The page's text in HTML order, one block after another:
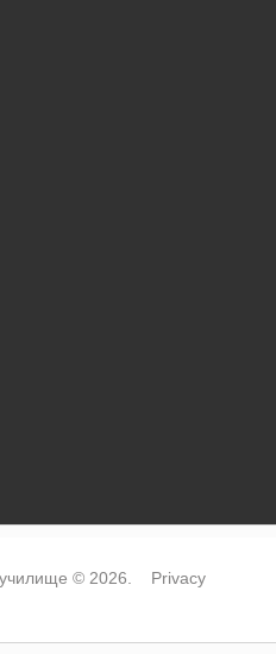
© 2026. Privacy